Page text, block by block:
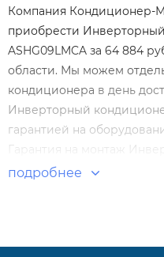
Компания Кондиционер-
приобрести
ASHG09LMCA за 64 884
области. Мы можем
кондиционера в день
Инверторный
гарантией на
Гарантия на монтаж
ASHG09LMCA нашими
Квалифицированные
подробнее